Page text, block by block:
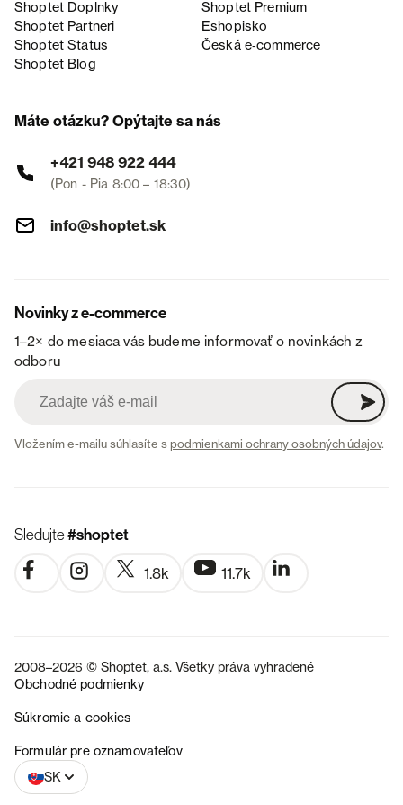
Shoptet Doplnky
Shoptet Premium
Shoptet Partneri
Eshopisko
Shoptet Status
Česká e‑commerce
Shoptet Blog
Máte otázku? Opýtajte sa nás
+421 948 922 444
(Pon - Pia 8:00 – 18:30)
info@shoptet.sk
Novinky z e-commerce
1–2× do mesiaca vás budeme informovať o novinkách z
odboru
Vložením e-mailu súhlasíte spodmienkami ochrany osobných údajov.
Sledujte#shoptet
1.8k 11.7k
2008–2026 © Shoptet, a.s. Všetky práva vyhradené
Obchodné podmienky
Súkromie a cookies
Formulár pre oznamovateľov
SK